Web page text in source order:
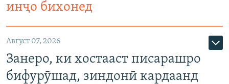
инҷо бихонед
Август 07, 2026
Занеро, ки хостааст писарашро
бифурӯшад, зиндонӣ кардаанд